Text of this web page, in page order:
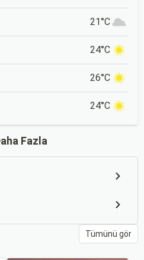
21°C
24°C
26°C
24°C
Fazla
Tümünü gör